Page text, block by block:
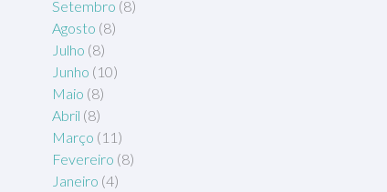
Setembro (8)
Agosto (8)
Julho (8)
Junho (10)
Maio (8)
Abril (8)
Março (11)
Fevereiro (8)
Janeiro (4)